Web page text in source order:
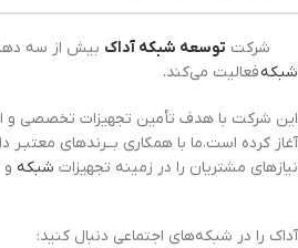
شرکت توسعه شبکه آداک بیش از سه دهه
شبکهفعالیت می‌کند.
این شرکت با هدف تأمین تجهیزات تخصصی و
آغاز کرده است.ما با همکاری بــرندهای معتبـر
نیازهای مشتریان را در زمینه تجهیزات شبکه و
آداک را در شبکه‌های اجتماعی دنبال کنید: